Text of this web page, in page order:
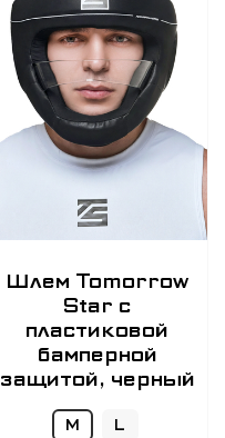
Шлем Tomorrow
Star с
пластиковой
бамперной
защитой, черный
M L